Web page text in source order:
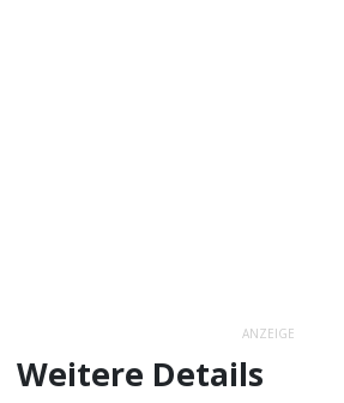
ANZEIGE
Weitere Details